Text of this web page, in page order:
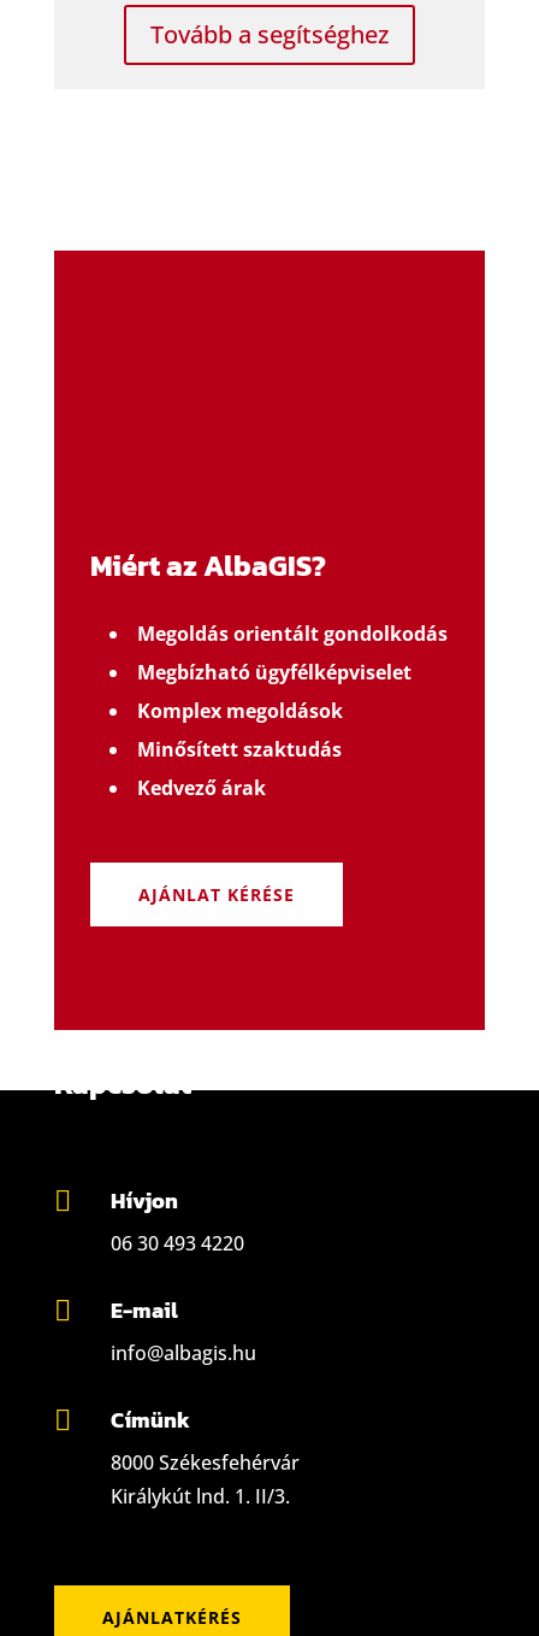
Tovább a segítséghez
Miért az AlbaGIS?
Megoldás orientált gondolkodás
Megbízható ügyfélképviselet
Komplex megoldások
Minősített szaktudás
Kedvező árak
AJÁNLAT KÉRÉSE
Kapcsolat
 Hívjon
06 30 493 4220
 E-mail
info@albagis.hu
 Címünk
8000 Székesfehérvár
Királykút lnd. 1. II/3.
AJÁNLATKÉRÉS